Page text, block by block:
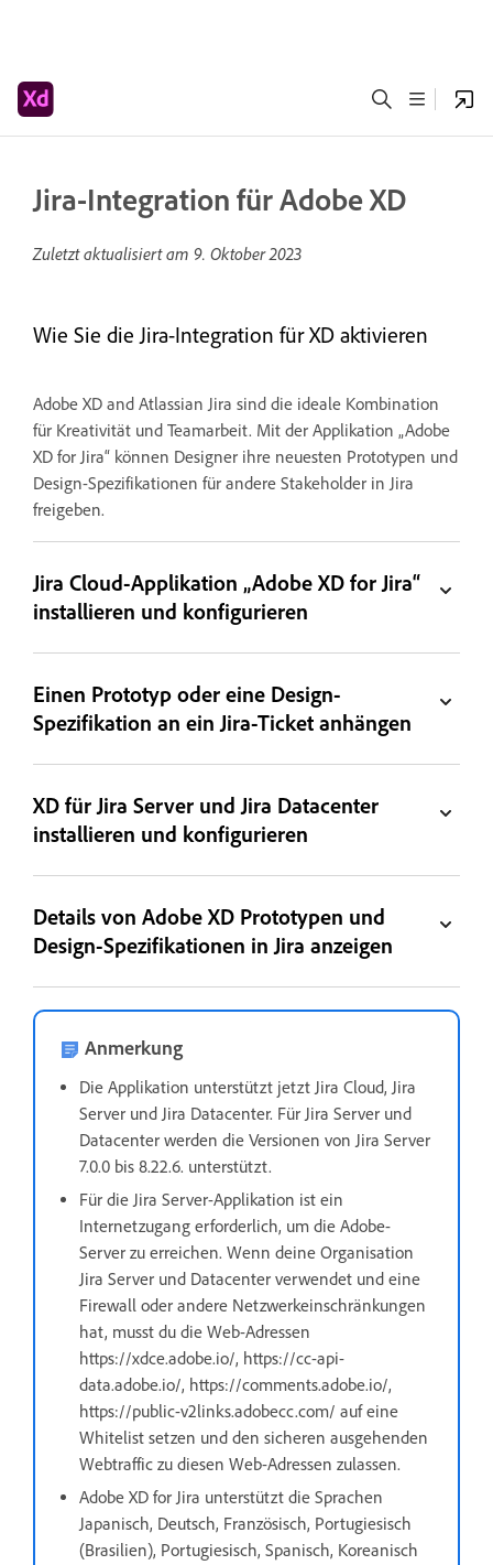
Jira-Integration für Adobe XD
Zuletzt aktualisiert am 9. Oktober 2023
Wie Sie die Jira-Integration für XD aktivieren
Adobe XD and Atlassian Jira sind die ideale Kombination
für Kreativität und Teamarbeit. Mit der Applikation „Adobe
XD for Jira“ können Designer ihre neuesten Prototypen und
Design-Spezifikationen für andere Stakeholder in Jira
freigeben.
Jira Cloud-Applikation „Adobe XD for Jira“
installieren und konfigurieren
Einen Prototyp oder eine Design-
Spezifikation an ein Jira-Ticket anhängen
XD für Jira Server und Jira Datacenter
installieren und konfigurieren
Details von Adobe XD Prototypen und
Design-Spezifikationen in Jira anzeigen
Anmerkung
Die Applikation unterstützt jetzt Jira Cloud, Jira
Server und Jira Datacenter. Für Jira Server und
Datacenter werden die Versionen von Jira Server
7.0.0 bis 8.22.6. unterstützt.
Für die Jira Server-Applikation ist ein
Internetzugang erforderlich, um die Adobe-
Server zu erreichen. Wenn deine Organisation
Jira Server und Datacenter verwendet und eine
Firewall oder andere Netzwerkeinschränkungen
hat, musst du die Web-Adressen
https://xdce.adobe.io/, https://cc-api-
data.adobe.io/, https://comments.adobe.io/,
https://public-v2links.adobecc.com/ auf eine
Whitelist setzen und den sicheren ausgehenden
Webtraffic zu diesen Web-Adressen zulassen.
Adobe XD for Jira unterstützt die Sprachen
Japanisch, Deutsch, Französisch, Portugiesisch
(Brasilien), Portugiesisch, Spanisch, Koreanisch